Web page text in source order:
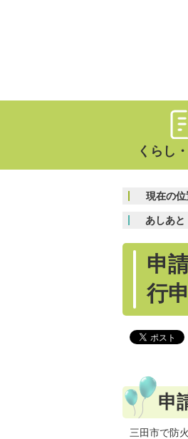
くらし
現在の位
あしあと
申
行
申
三田市で防